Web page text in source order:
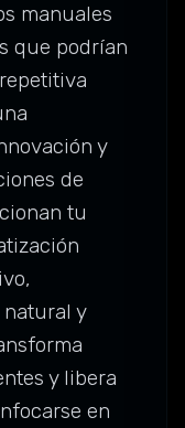
manuales
que podrían
y
de
tu
y
y libera
en